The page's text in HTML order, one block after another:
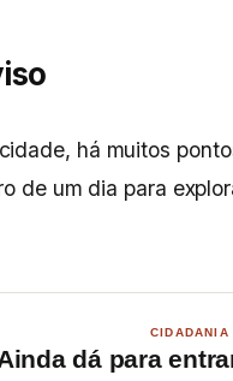
há muitos
de um dia para
CIDADANIA
dá para